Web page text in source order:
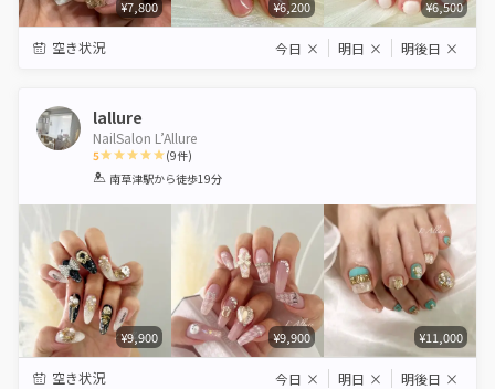
¥7,800 ¥6,200 ¥6,500
空き状況 今日 × 明日 × 明後日 ×
lallure
NailSalon L’Allure
5
1 2 3 4 5
(9件)
南草津駅から徒歩19分
¥9,900 ¥9,900 ¥11,000
空き状況 今日 × 明日 × 明後日 ×